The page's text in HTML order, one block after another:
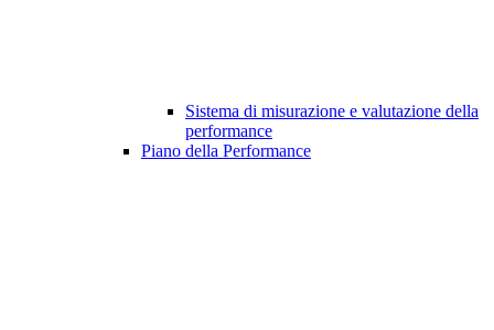
Sistema di misurazione e valutazione della
performance
Piano della Performance